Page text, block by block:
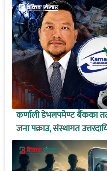
कर्णाली डेभलपमेण्ट बैंकका
जना पक्राउ, संस्थागत